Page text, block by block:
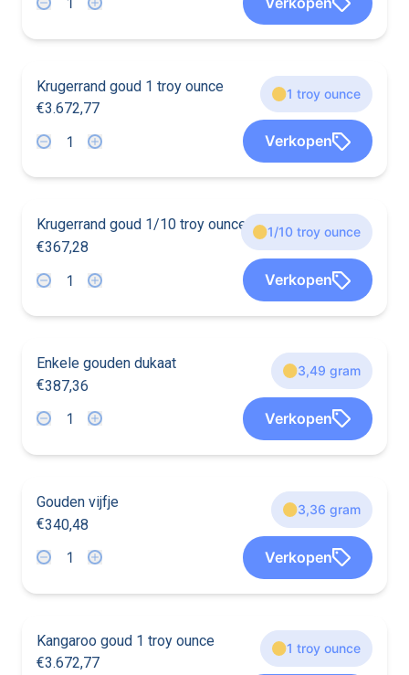
9
36
9
72
3
7
3
7
Krugerrand goud 1 troy ounce 1 troy ounce
€3
7
3
3
.6
6
7
3
7
2
2
,7
3
7
7
7
3
7
Verkopen
Krugerrand goud 1/10 troy ounce 1/10 troy ounce
€3
6
8
3
6
6
7
7
,2
2
8
8
Verkopen
Enkele gouden dukaat 3,49 gram
€3
7
2
3
8
8
7
7
,3
3
6
6
Verkopen
Gouden vijfje 3,36 gram
€3
6
3
3
4
4
0
0
,4
4
8
8
Verkopen
Kangaroo goud 1 troy ounce 1 troy ounce
€3.672,77